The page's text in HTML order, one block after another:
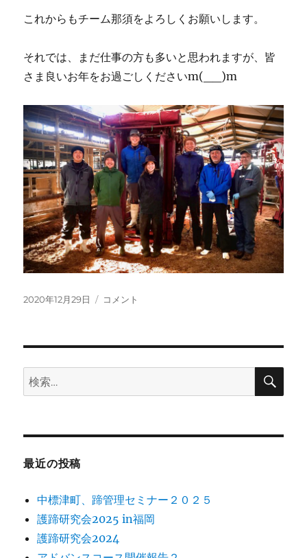
これからもチーム那須をよろしくお願いします。
それでは、まだ仕事の方も多いと思われますが、皆
さま良いお年をお過ごしくださいm(__)m
投
2020年12月29日
仕
コメント
検
索:
検
最近の投稿
中標津町、蹄管理セミナー２０２５
護蹄研究会2025 in福岡
護蹄研究会2024